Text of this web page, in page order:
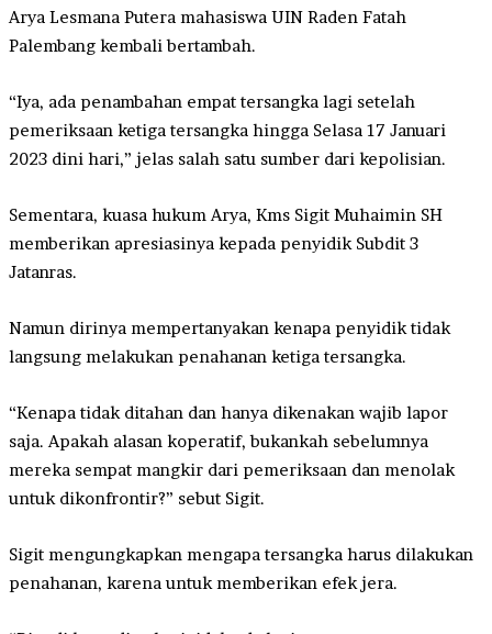
Arya Lesmana Putera mahasiswa UIN Raden Fatah
Palembang kembali bertambah.
“Iya, ada penambahan empat tersangka lagi setelah
pemeriksaan ketiga tersangka hingga Selasa 17 Januari
2023 dini hari,” jelas salah satu sumber dari kepolisian.
Sementara, kuasa hukum Arya, Kms Sigit Muhaimin SH
memberikan apresiasinya kepada penyidik Subdit 3
Jatanras.
Namun dirinya mempertanyakan kenapa penyidik tidak
langsung melakukan penahanan ketiga tersangka.
“Kenapa tidak ditahan dan hanya dikenakan wajib lapor
saja. Apakah alasan koperatif, bukankah sebelumnya
mereka sempat mangkir dari pemeriksaan dan menolak
untuk dikonfrontir?” sebut Sigit.
Sigit mengungkapkan mengapa tersangka harus dilakukan
penahanan, karena untuk memberikan efek jera.